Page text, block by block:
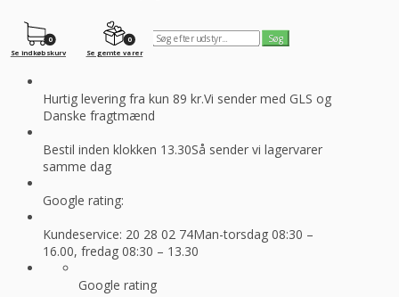
0
Se gemte varer
0
Se indkøbskurv
Hurtig levering fra kun 89 kr.Vi sender med GLS og
Danske fragtmænd
Bestil inden klokken 13.30Så sender vi lagervarer
samme dag
Google rating:
Kundeservice: 20 28 02 74Man-torsdag 08:30 –
16.00, fredag 08:30 – 13.30
Google rating